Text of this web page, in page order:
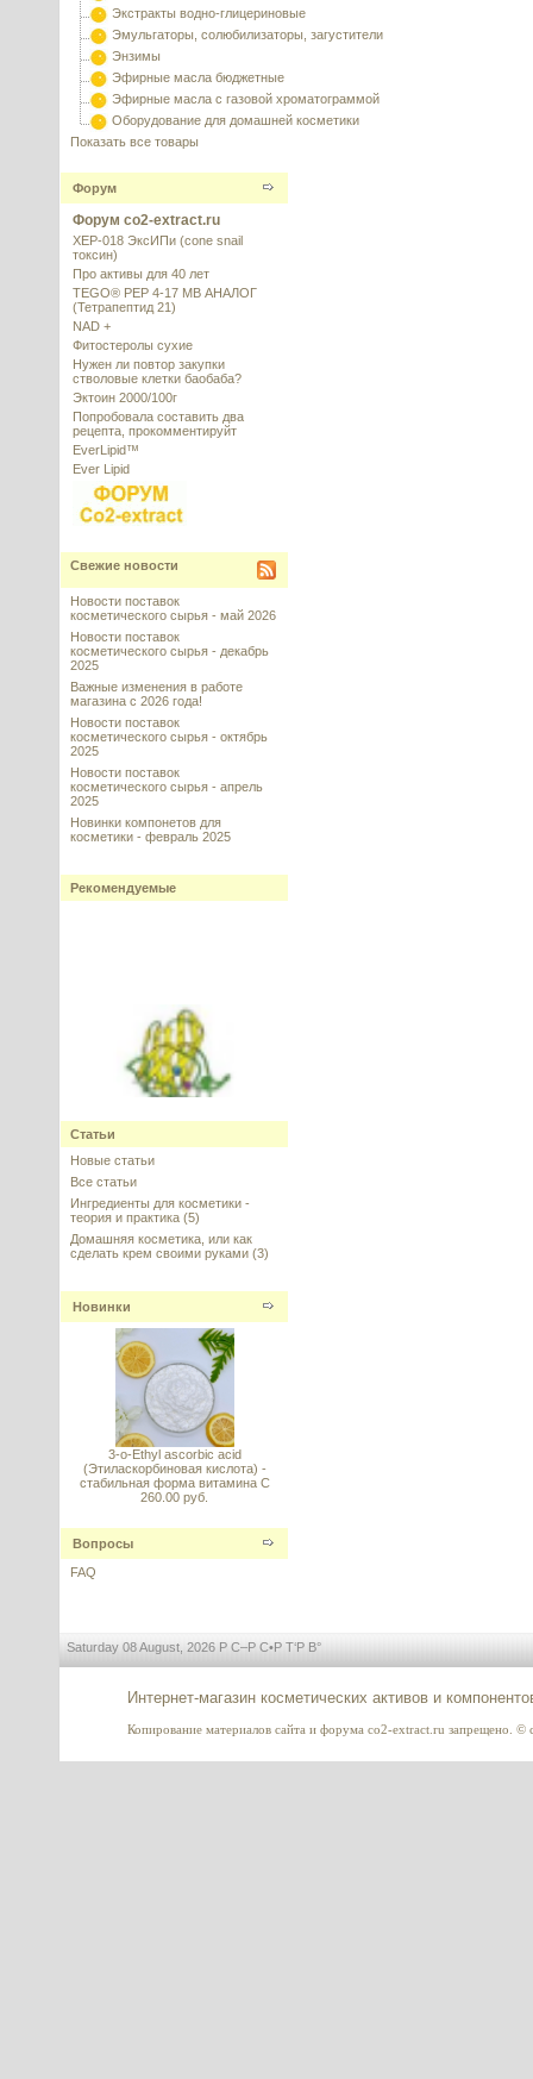
Экстракты водно-глицериновые
Эмульгаторы, солюбилизаторы, загустители
Энзимы
Эфирные масла бюджетные
Эфирные масла с газовой хроматограммой
Оборудование для домашней косметики
Показать все товары
Форум
Форум co2-extract.ru
XEP-018 ЭксИПи (cone snail
токсин)
Про активы для 40 лет
TEGO® PEP 4-17 MB АНАЛОГ
(Тетрапептид 21)
NAD +
Фитостеролы сухие
Нужен ли повтор закупки
стволовые клетки баобаба?
Эктоин 2000/100г
Попробовала составить два
рецепта, прокомментируйт
EverLipid™
Ever Lipid
Свежие новости
Новости поставок
косметического сырья - май 2026
Новости поставок
косметического сырья - декабрь
2025
Важные изменения в работе
магазина с 2026 года!
Новости поставок
косметического сырья - октябрь
2025
Новости поставок
косметического сырья - апрель
2025
Новинки компонетов для
косметики - февраль 2025
Рекомендуемые
СОД (Супероксиддисмутаза
стабилизированная), Италия
Ретинол (Retinol) в липосомах
10%
---------
Ретинол в липосомах (Retinol
Retinol 50% (Ретинол 50%), 5 г
Статьи
Новые статьи
Все статьи
Ингредиенты для косметики -
теория и практика (5)
Домашняя косметика, или как
сделать крем своими руками (3)
Новинки
3-o-Ethyl ascorbic acid
(Этиласкорбиновая кислота) -
стабильная форма витамина С
260.00 руб.
Вопросы
FAQ
Saturday 08 August, 2026 Р С–Р С•Р Т‘Р В°
Интернет-магазин косметических активов и
Копирование материалов сайта и форума co2-extract.ru запрещено.